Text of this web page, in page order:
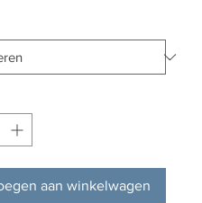
aan winkelwagen